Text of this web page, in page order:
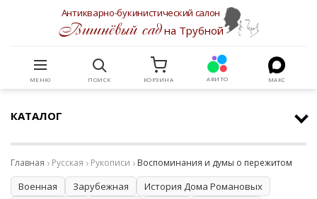
Антикварно-букинистический салон
Вишнёвый садна Трубной
МЕНЮ ПОИСК КОРЗИНА АВИТО МАКС
КАТАЛОГ
Главная Русская Рукописи Воспоминания и думы о пережитом
Военная Зарубежная
История Дома Романовых